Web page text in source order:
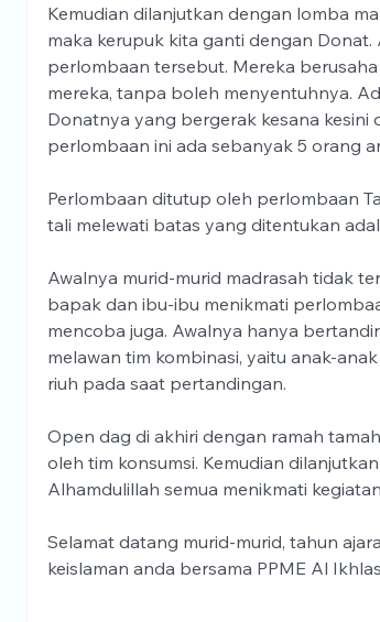
Kemudian dilanjutkan dengan lomba
maka kerupuk kita ganti dengan
perlombaan tersebut. Mereka
mereka, tanpa boleh menyentuhnya.
Donatnya yang bergerak kesana kesini
perlombaan ini ada sebanyak 5 orang
Perlombaan ditutup oleh perlombaan
tali melewati batas yang ditentukan
Awalnya murid-murid madrasah tidak
bapak dan ibu-ibu menikmati
mencoba juga. Awalnya hanya
melawan tim kombinasi, yaitu anak-
riuh pada saat pertandingan.
Open dag di akhiri dengan ramah
oleh tim konsumsi. Kemudian
Alhamdulillah semua menikmati
Selamat datang murid-murid, tahun
keislaman anda bersama PPME Al